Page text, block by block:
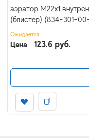
аэратор M22x1
(блистер) (834-301-
Ожидается
Цена 123.6 руб.